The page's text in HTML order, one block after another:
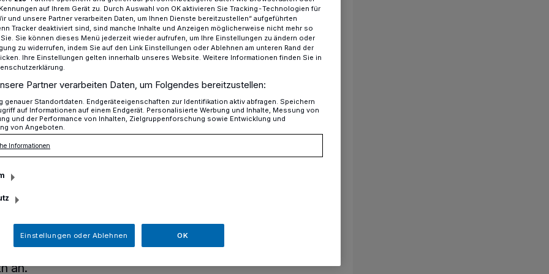
bei Energie- und Rechtsfragen​
der Verbraucherzentrale NRW
bei
der Stadt Erkrath und die
am Mittwoch, den 10. April, von 15
Beratungen zu einer Vielzahl von
Verwaltungsgebäude Kaiserhof an
an.
auf Ihrem Gerät zu. Durch Auswahl von OK aktivieren Sie Tracking-Technologien für
und unsere Partner verarbeiten Daten, um Ihnen Dienste bereitzustellen“ aufgeführten
Tracker deaktiviert sind, sind manche Inhalte und Anzeigen möglicherweise nicht mehr so
Sie können dieses Menü jederzeit wieder aufrufen, um Ihre Einstellungen zu ändern oder
zu widerrufen, indem Sie auf den Link Einstellungen oder Ablehnen am unteren Rand der
Ihre Einstellungen gelten innerhalb unseres Website. Weitere Informationen finden Sie in
Partner verarbeiten Daten, um Folgendes bereitzustellen:
genauer Standortdaten. Endgeräteeigenschaften zur Identifikation aktiv abfragen. Speichern
auf Informationen auf einem Endgerät. Personalisierte Werbung und Inhalte, Messung von
und der Performance von Inhalten, Zielgruppenforschung sowie Entwicklung und
von Angeboten.
Informationen
Einstellungen oder Ablehnen OK